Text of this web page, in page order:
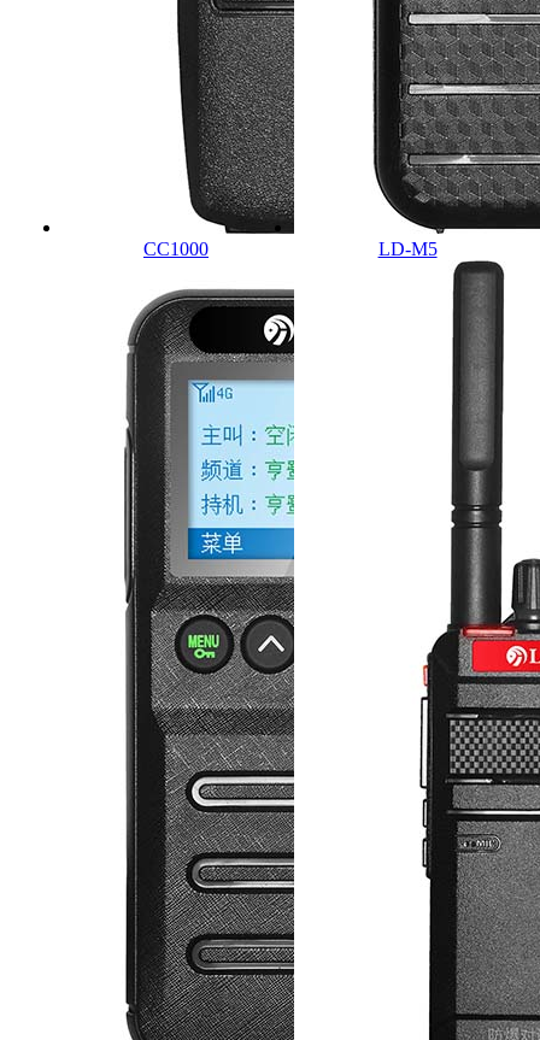
CC1000 LD-M5